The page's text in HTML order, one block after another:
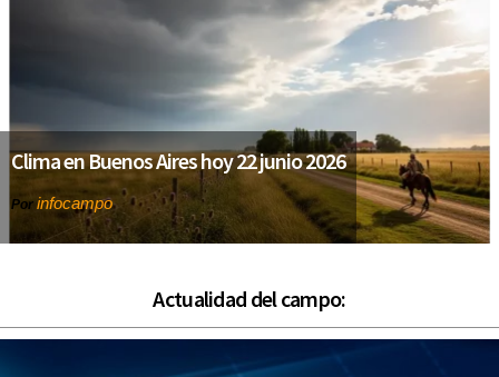
Clima en Buenos Aires hoy 22 junio 2026
Por infocampo
Actualidad del campo: